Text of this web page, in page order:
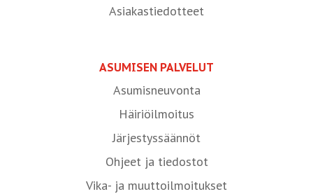
Asiakastiedotteet
ASUMISEN PALVELUT
Asumisneuvonta
Häiriöilmoitus
Järjestyssäännöt
Ohjeet ja tiedostot
Vika- ja muuttoilmoitukset